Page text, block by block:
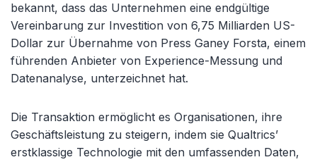
bekannt, dass das Unternehmen eine endgültige
Vereinbarung zur Investition von 6,75 Milliarden US-
Dollar zur Übernahme von Press Ganey Forsta, einem
führenden Anbieter von Experience-Messung und
Datenanalyse, unterzeichnet hat.
Die Transaktion ermöglicht es Organisationen, ihre
Geschäftsleistung zu steigern, indem sie Qualtrics’
erstklassige Technologie mit den umfassenden Daten,